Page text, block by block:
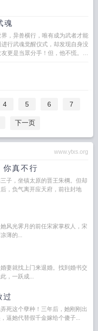
魂
，异兽横行，唯有成为武者才能
行武魂觉醒仪式，却发现自身没
更是当眾分手！但，他不慌。武
4 5 6 7
下一页
www.ytxs.org
你真不行
子，坐镇太原的晋王朱棡。但却
，负气离开应天府，前往封地
风光霁月的前任宋家掌权人，宋
薄的...
妻就找上门来退婚。找到婚书交
，一跃成...
过
死这个孽种！三年后，她刚刚出
逼她代替假千金嫁给个傻子...